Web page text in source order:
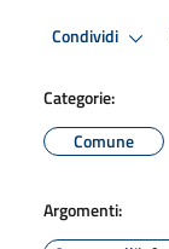
Condividi
Categorie:
Comune
Argomenti: